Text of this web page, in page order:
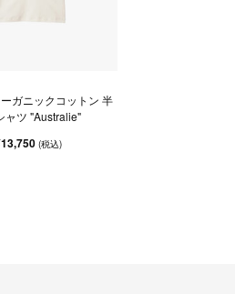
ガニックコットン 半
ャツ "Australie"
(税込)